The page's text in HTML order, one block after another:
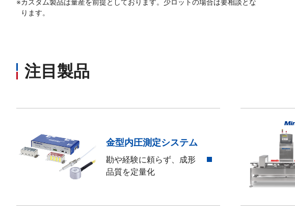
※カスタム製品は量産を前提としております。少ロットの場合は要相談とな
ります。
注目製品
金型内圧測定システム
勘や経験に頼らず、成形
品質を定量化